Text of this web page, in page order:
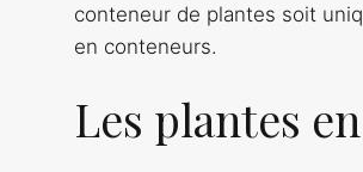
conteneur de plantes soit
en conteneurs.
Les plantes